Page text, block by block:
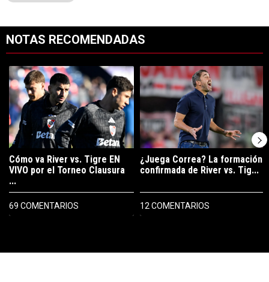
NOTAS RECOMENDADAS
Un artículo de tendencia con el título "Cómo va River vs. Tigre EN
Cómo va River vs. Tigre EN
VIVO por el Torneo Clausura
...
69 COMENTARIOS
Un artículo de tendencia con el
¿Juega Correa? La formación
confirmada de River vs. Tig...
12 COMENTARIOS